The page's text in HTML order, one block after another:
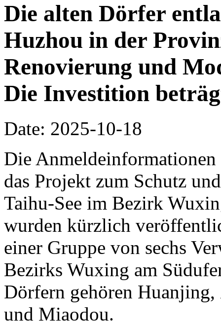
Die alten Dörfer
Huzhou in der
Renovierung und
Die Investition
Date: 2025-10-18
Die
das Projekt zum Schutz
Taihu-See im Bezirk
wurden kürzlich
einer Gruppe von sechs
Bezirks Wuxing am
Dörfern gehören
und Miaodou.